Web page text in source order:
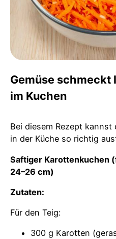
Gemüse schmeckt
im Kuchen
Bei diesem Rezept
in der Küche so richtig
Saftiger Karottenkuchen
24–26 cm)
Zutaten:
Für den Teig:
300 g Karotten